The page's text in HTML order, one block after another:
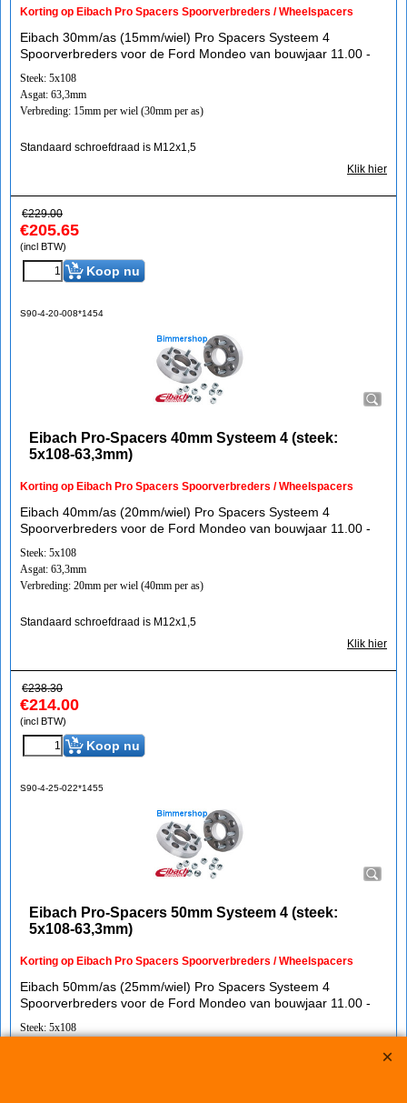
Korting op Eibach Pro Spacers Spoorverbreders / Wheelspacers
Eibach 30mm/as (15mm/wiel) Pro Spacers Systeem 4
Spoorverbreders voor de Ford Mondeo van bouwjaar 11.00 -
Steek: 5x108
Asgat: 63,3mm
Verbreding: 15mm per wiel (30mm per as)
Standaard schroefdraad is M12x1,5
Klik hier
€229.00
€205.65
(incl BTW)
Koop nu
S90-4-20-008*1454
Eibach Pro-Spacers 40mm Systeem 4 (steek:
5x108-63,3mm)
Korting op Eibach Pro Spacers Spoorverbreders / Wheelspacers
Eibach 40mm/as (20mm/wiel) Pro Spacers Systeem 4
Spoorverbreders voor de Ford Mondeo van bouwjaar 11.00 -
Steek: 5x108
Asgat: 63,3mm
Verbreding: 20mm per wiel (40mm per as)
Standaard schroefdraad is M12x1,5
Klik hier
€238.30
€214.00
(incl BTW)
Koop nu
S90-4-25-022*1455
Eibach Pro-Spacers 50mm Systeem 4 (steek:
5x108-63,3mm)
Korting op Eibach Pro Spacers Spoorverbreders / Wheelspacers
Eibach 50mm/as (25mm/wiel) Pro Spacers Systeem 4
Spoorverbreders voor de Ford Mondeo van bouwjaar 11.00 -
Steek: 5x108